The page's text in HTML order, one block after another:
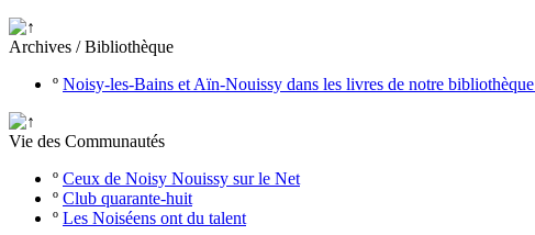
Archives / Bibliothèque
º Noisy-les-Bains et Aïn-Nouissy dans les livres de notre bibliothèque
Vie des Communautés
º Ceux de Noisy Nouissy sur le Net
º Club quarante-huit
º Les Noiséens ont du talent